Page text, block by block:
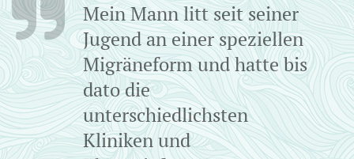
Mein Mann litt seit seiner
Jugend an einer speziellen
Migräneform und hatte bis
dato die
unterschiedlichsten
Kliniken und